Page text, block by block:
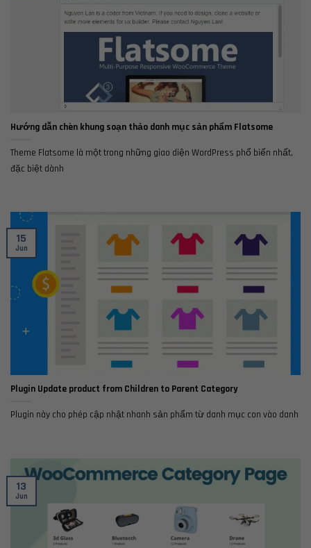
Hướng dẫn chèn khung soạn thảo danh mục sản phẩm Flatsome
Theme Flatsome là một trong những giao diện WordPress phổ biến nhất,
đặc biệt dành
Plugin Update product from Children to Parent Category
Plugin này cho phép cập nhật nhanh sản phẩm từ danh mục con vào danh
15
Jun
13
Jun